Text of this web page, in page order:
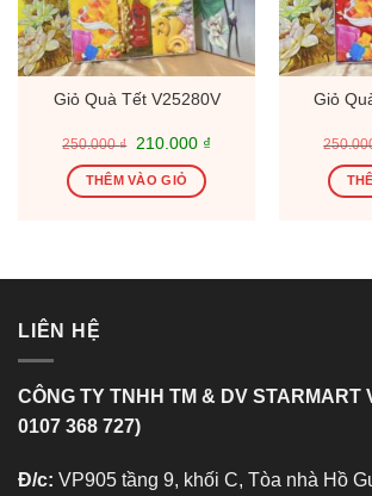
Giỏ Quà Tết V25280V
250.000₫
Giá
là:
250.000 ₫.
210.000 ₫Giá
THÊM VÀO GIỎ
Giỏ
LIÊN HỆ
CÔNG TY TNHH TM & DV STARMART
0107 368 727)
Đ/c: VP905 tầng 9, khối C, Tòa nhà Hồ